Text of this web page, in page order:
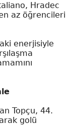
Hradec
az öğrencileri
enerjisiyle
Topçu, 44.
golü